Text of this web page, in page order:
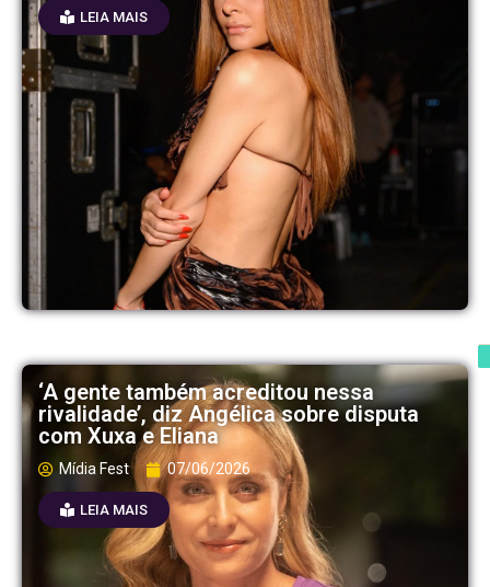
LEIA MAIS
‘A gente também acreditou nessa
rivalidade’, diz Angélica sobre disputa
com Xuxa e Eliana
Mídia Fest 07/06/2026
LEIA MAIS